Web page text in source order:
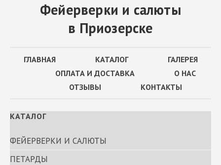
Фейерверки и салюты
в Приозерске
ГЛАВНАЯ КАТАЛОГ
ГАЛЕРЕЯ
ОПЛАТА И ДОСТАВКА
О НАС
ОТЗЫВЫ
КОНТАКТЫ
КАТАЛОГ
ФЕЙЕРВЕРКИ И САЛЮТЫ
ПЕТАРДЫ